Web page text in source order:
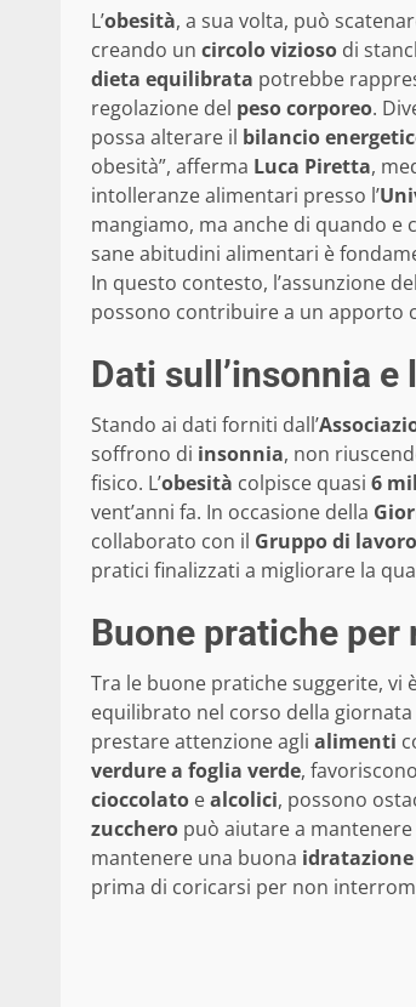
L’obesità, a sua volta, può
creando un circolo vizioso di
dieta equilibrata potrebbe
regolazione del peso corporeo.
possa alterare il bilancio
obesità”, afferma Luca Piretta,
intolleranze alimentari presso l’
mangiamo, ma anche di quando
sane abitudini alimentari è
In questo contesto, l’assunzione
possono contribuire a un apporto
Dati sull’insonnia e
Stando ai dati forniti dall’
soffrono di insonnia, non
fisico. L’obesità colpisce quasi 6
vent’anni fa. In occasione della
collaborato con il Gruppo di
pratici finalizzati a migliorare la
Buone pratiche
Tra le buone pratiche suggerite, vi
equilibrato nel corso della
prestare attenzione agli alimenti
verdure a foglia verde,
cioccolato ealcolici, possono
zucchero può aiutare a
mantenere una buona idratazione
prima di coricarsi per non